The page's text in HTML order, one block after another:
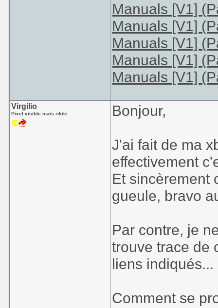
Manuals [V1]
Manuals [V1]
Manuals [V1]
Manuals [V1]
Manuals [V1]
Virgilio
Pixel visible mais rikiki Bonjour,
J'ai fait de ma
effectivement
Et sincèrement
gueule, bravo
Par contre, je
trouve trace de
liens indiqués...
Comment se